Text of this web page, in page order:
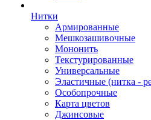
Нитки
Армированные
Мешкозашивочные
Мононить
Текстурированные
Универсальные
Эластичные (нитка -
Особопрочные
Карта цветов
Джинсовые